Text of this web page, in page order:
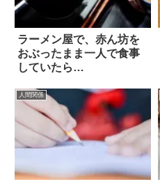
ラーメン屋で、赤ん坊を
おぶったまま一人で食事
していたら…
人間関係